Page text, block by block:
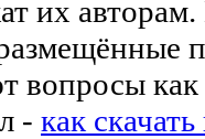
их
вопросы как
- как